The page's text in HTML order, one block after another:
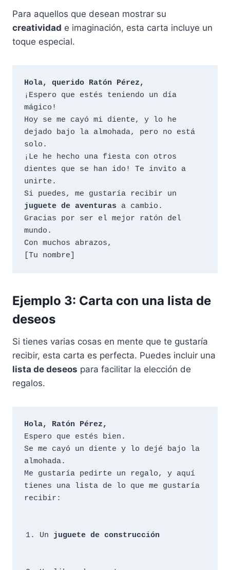
Para aquellos que desean mostrar su
creatividad e imaginación, esta carta incluye un
toque especial.
Hola, querido Ratón Pérez,
¡Espero que estés teniendo un día
mágico!
Hoy se me cayó mi diente, y lo he
dejado bajo la almohada, pero no está
solo.
¡Le he hecho una fiesta con otros
dientes que se han ido! Te invito a
unirte.
juguete de aventuras a cambio.
Gracias por ser el mejor ratón del
mundo.
Con muchos abrazos,
Ejemplo 3: Carta con una lista de
deseos
Si tienes varias cosas en mente que te gustaría
recibir, esta carta es perfecta. Puedes incluir una
lista de deseos para facilitar la elección de
regalos.
Hola, Ratón Pérez,
Espero que estés bien.
Se me cayó un diente y lo dejé bajo la
almohada.
Me gustaría pedirte un regalo, y aquí
tienes una lista de lo que me gustaría
Un juguete de construcción